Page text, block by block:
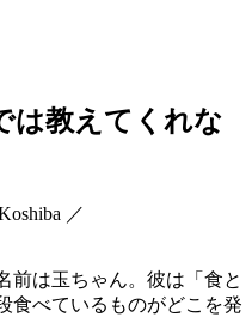
は教えてくれな
／
前は玉ちゃん。彼は「食と
食べているものがどこを発